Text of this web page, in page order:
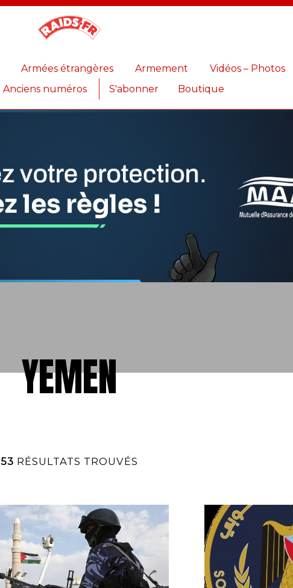
Armées étrangères Armement
Vidéos – Photos
Anciens numéros S'abonner Boutique
YEMEN
53 RÉSULTATS TROUVÉS